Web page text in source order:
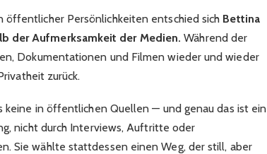
öffentlicher Persönlichkeiten entschied sich Bettina
der Aufmerksamkeit der Medien. Während der
Dokumentationen und Filmen wieder und wieder
zurück.
keine in öffentlichen Quellen — und genau das ist ein
nicht durch Interviews, Auftritte oder
Sie wählte stattdessen einen Weg, der still, aber